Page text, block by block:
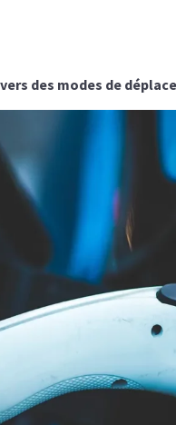
des modes de